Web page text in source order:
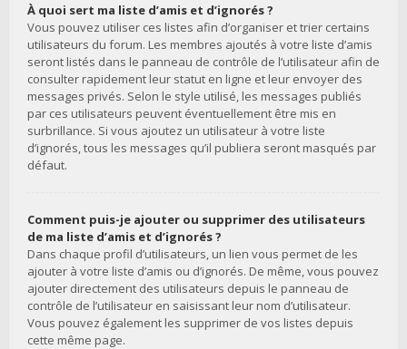
À quoi sert ma liste d’amis et d’ignorés ?
Vous pouvez utiliser ces listes afin d’organiser et trier certains
utilisateurs du forum. Les membres ajoutés à votre liste d’amis
seront listés dans le panneau de contrôle de l’utilisateur afin de
consulter rapidement leur statut en ligne et leur envoyer des
messages privés. Selon le style utilisé, les messages publiés
par ces utilisateurs peuvent éventuellement être mis en
surbrillance. Si vous ajoutez un utilisateur à votre liste
d’ignorés, tous les messages qu’il publiera seront masqués par
défaut.
Comment puis-je ajouter ou supprimer des utilisateurs
de ma liste d’amis et d’ignorés ?
Dans chaque profil d’utilisateurs, un lien vous permet de les
ajouter à votre liste d’amis ou d’ignorés. De même, vous pouvez
ajouter directement des utilisateurs depuis le panneau de
contrôle de l’utilisateur en saisissant leur nom d’utilisateur.
Vous pouvez également les supprimer de vos listes depuis
cette même page.